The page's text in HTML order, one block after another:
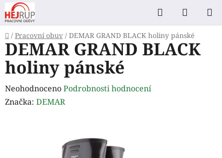
Přejít
na
obsah
Hledat
KOŠÍK
Domů
/ Pracovní obuv / DEMAR GRAND BLACK holiny pánské
DEMAR GRAND BLACK
holiny pánské
Průměrné
hodnocení
NeohodnocenoPodrobnosti hodnocení
Značka: DEMAR